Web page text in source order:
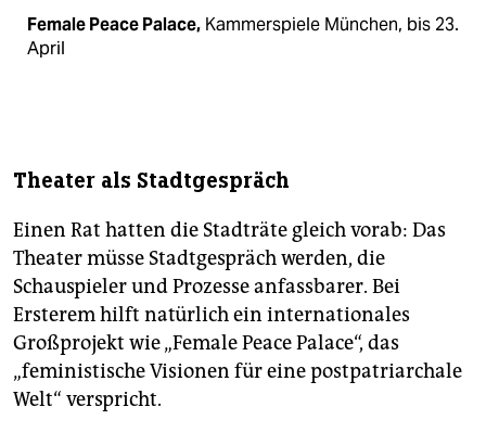
Female Peace Palace, Kammerspiele München, bis 23.
April
Theater als Stadtgespräch
Einen Rat hatten die Stadträte gleich vorab: Das
Theater müsse Stadtgespräch werden, die
Schauspieler und Prozesse anfassbarer. Bei
Ersterem hilft natürlich ein internationales
Großprojekt wie „Female Peace Palace“, das
„feministische Visionen für eine post­patriarchale
Welt“ verspricht.